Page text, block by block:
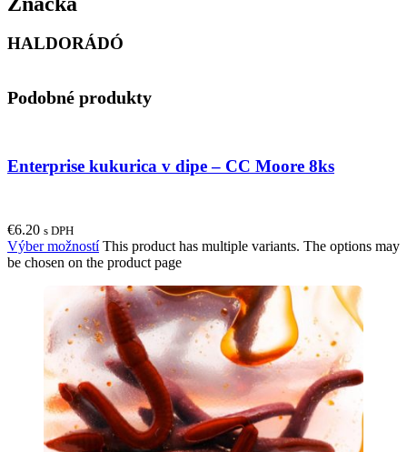
HALDORÁDÓ
Podobné produkty
Enterprise kukurica v dipe – CC Moore 8ks
€6.20 s DPH
Výber možností This product has multiple variants. The options may
be chosen on the product page